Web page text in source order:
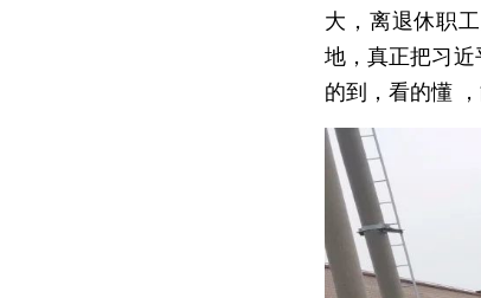
大，离退休职
地，真正把习
的到，看的懂